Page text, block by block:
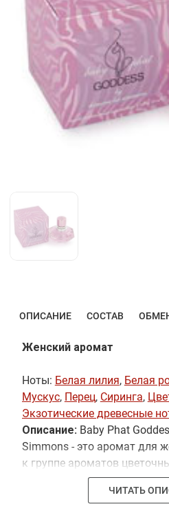
ОПИСАНИЕ СОСТАВ
Женский аромат
Ноты: Белая лилия, Белая
Мускус, Перец, Сиринга,
Экзотические древесные
Описание:Baby Phat
Simmons - это аромат для
к группе ароматов
Страстный цветочный
силе и грации богини.
ЧИТАТЬ